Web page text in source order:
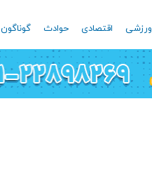
ورزشی اقتصادی حوادث گوناگون